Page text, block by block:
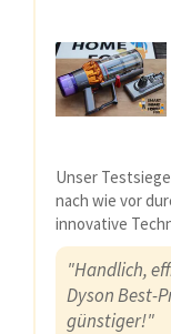
Unser
nach wie vor
innovative
"Handlich,
Dyson Best-
günstiger!"